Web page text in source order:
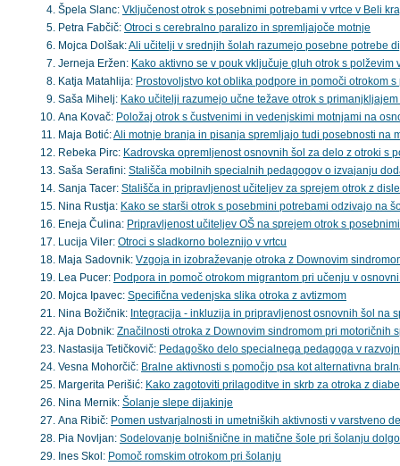
Špela Slanc: Vključenost otrok s posebnimi potrebami v vrtce v Beli
Petra Fabčič: Otroci s cerebralno paralizo in spremljajoče motnje
Mojca Dolšak:Ali učitelji v srednjih šolah razumejo posebne potrebe
Jerneja Eržen: Kako aktivno se v pouk vključuje gluh otrok s polževim
Katja Matahlija: Prostovoljstvo kot oblika podpore in pomoči otrokom
Saša Mihelj: Kako učitelji razumejo učne težave otrok s
Ana Kovač: Položaj otrok s čustvenimi in vedenjskimi motnjami na
Maja Botić:Ali motnje branja in pisanja spremljajo tudi posebnosti na
Rebeka Pirc: Kadrovska opremljenost osnovnih šol za delo z otroki s
Saša Serafini: Stališča mobilnih specialnih pedagogov o izvajanju
Sanja Tacer: Stališča in pripravljenost učiteljev za sprejem otrok z
Nina Rustja: Kako se starši otrok s posebmini potrebami odzivajo na
Eneja Čulina: Pripravljenost učiteljev OŠ na sprejem otrok s
Lucija Viler: Otroci s sladkorno boleznijo v vrtcu
Maja Sadovnik: Vzgoja in izobraževanje otroka z Downovim
Lea Pucer: Podpora in pomoč otrokom migrantom pri učenju v
Mojca Ipavec: Specifična vedenjska slika otroka z avtizmom
Nina Božičnik: Integracija - inkluzija in pripravljenost osnovnih šol na
Aja Dobnik: Značilnosti otroka z Downovim sindromom pri motoričnih
Nastasija Tetičkovič: Pedagoško delo specialnega pedagoga v
Vesna Mohorčič: Bralne aktivnosti s pomočjo psa kot alternativna
Margerita Perišić: Kako zagotoviti prilagoditve in skrb za otroka z
Nina Mernik: Šolanje slepe dijakinje
Ana Ribič: Pomen ustvarjalnosti in umetniških aktivnosti v varstveno
Pia Novljan: Sodelovanje bolnišnične in matične šole pri šolanju
Ines Skol: Pomoč romskim otrokom pri šolanju